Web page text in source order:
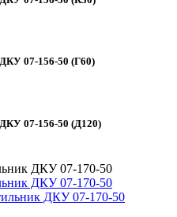
07-156-50 (Г60)
07-156-50 (Д120)
ДКУ 07-170-50
ДКУ 07-170-50